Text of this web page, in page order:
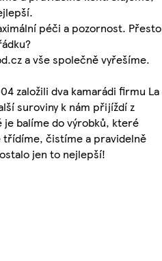
péči a pozornost. Přesto
a vše společně vyřešíme.
založili dva kamarádi firmu La
suroviny k nám přijíždí z
je balíme do výrobků, které
třídíme, čistíme a pravidelně
jen to nejlepší!